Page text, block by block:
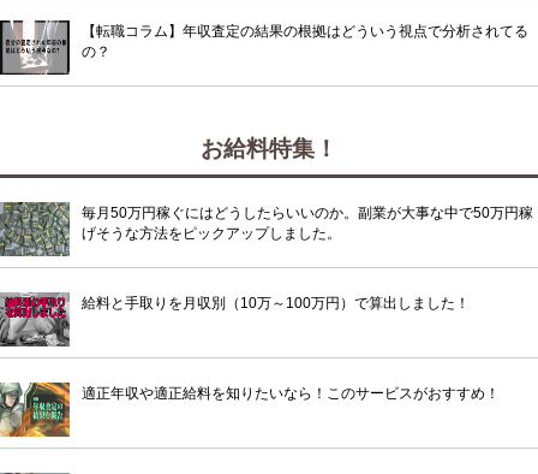
【転職コラム】年収査定の結果の根拠はどういう視点で分析されてる
の？
お給料特集！
毎月50万円稼ぐにはどうしたらいいのか。副業が大事な中で50万円稼
げそうな方法をピックアップしました。
給料と手取りを月収別（10万～100万円）で算出しました！
適正年収や適正給料を知りたいなら！このサービスがおすすめ！